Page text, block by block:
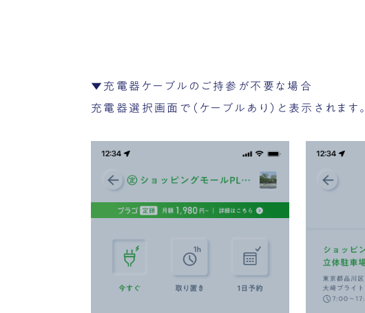
▼充電器ケーブルのご持参が不要な場合
充電器選択画面で（ケーブルあり）と表示されます。